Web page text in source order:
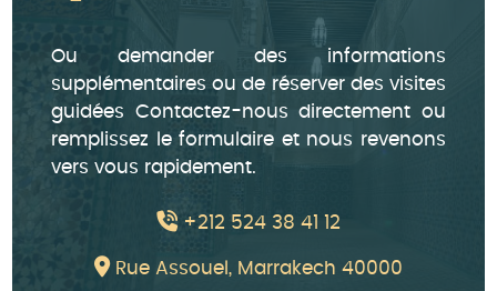
Ou demander des informations
supplémentaires ou de réserver des visites
guidées Contactez-nous directement ou
remplissez le formulaire et nous revenons
vers vous rapidement.
+212 524 38 41 12
Rue Assouel, Marrakech 40000